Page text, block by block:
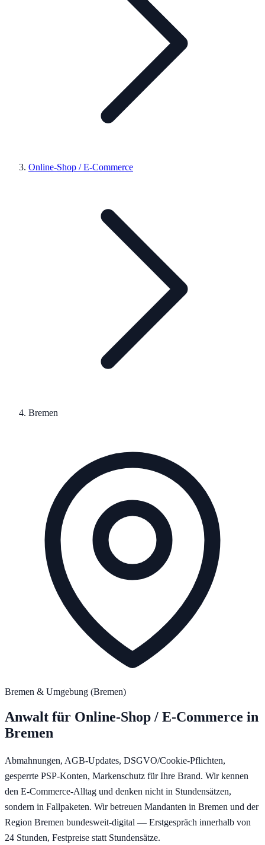
Online-Shop / E-Commerce
Bremen
Bremen & Umgebung (Bremen)
Anwalt für Online-Shop / E-Commerce in
Bremen
Abmahnungen, AGB-Updates, DSGVO/Cookie-Pflichten,
gesperrte PSP-Konten, Markenschutz für Ihre Brand. Wir kennen
den E-Commerce-Alltag und denken nicht in Stundensätzen,
sondern in Fallpaketen. Wir betreuen Mandanten in Bremen und der
Region Bremen bundesweit-digital — Erstgespräch innerhalb von
24 Stunden, Festpreise statt Stundensätze.